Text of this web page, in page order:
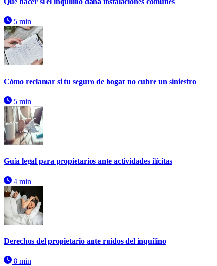
Qué hacer si el inquilino daña instalaciones comunes
5 min
Cómo reclamar si tu seguro de hogar no cubre un siniestro
5 min
Guía legal para propietarios ante actividades ilícitas
4 min
Derechos del propietario ante ruidos del inquilino
8 min